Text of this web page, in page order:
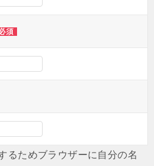
須
るためブラウザーに自分の名